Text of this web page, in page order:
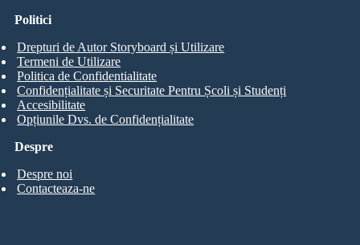
Despre
Despre noi
Contacteaza-ne
Politici
Drepturi de Autor Storyboard și Utilizare
Termeni de Utilizare
Politica de Confidentialitate
Confidențialitate și Securitate Pentru Școli și Studenți
Accesibilitate
Opțiunile Dvs. de Confidențialitate